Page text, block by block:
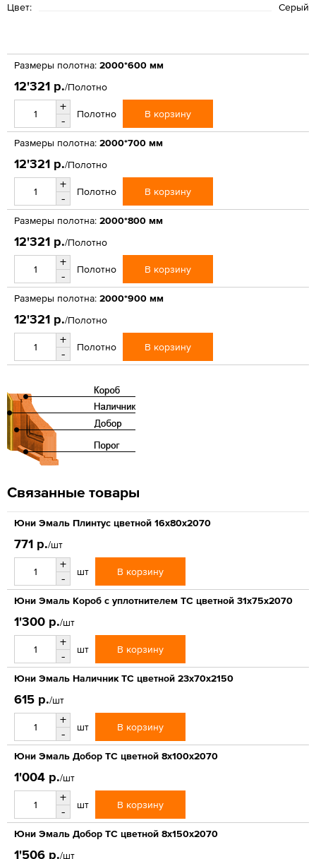
Цвет:
Серый
Размеры полотна: 2000*600 мм
12'321 р./Полотно
+
-
Полотно В корзину
Размеры полотна: 2000*700 мм
12'321 р./Полотно
+
-
Полотно В корзину
Размеры полотна: 2000*800 мм
12'321 р./Полотно
+
-
Полотно В корзину
Размеры полотна: 2000*900 мм
12'321 р./Полотно
+
-
Полотно В корзину
Связанные товары
Юни Эмаль Плинтус цветной 16x80x2070
771 р./шт
+
-
шт В корзину
Юни Эмаль Короб с уплотнителем ТС цветной 31x75x2070
1'300 р./шт
+
-
шт В корзину
Юни Эмаль Наличник ТС цветной 23x70x2150
615 р./шт
+
-
шт В корзину
Юни Эмаль Добор ТС цветной 8x100x2070
1'004 р./шт
+
-
шт В корзину
Юни Эмаль Добор ТС цветной 8x150x2070
1'506 р./шт